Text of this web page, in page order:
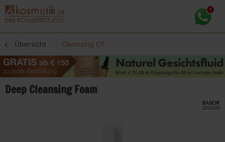
Übersicht Cleansing CP
Deep Cleansing Foam